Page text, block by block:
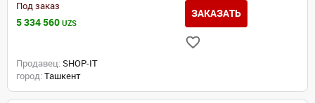
Под заказ
5 334 560 UZS
ЗАКАЗАТЬ
Продавец: SHOP-IT
город: Ташкент